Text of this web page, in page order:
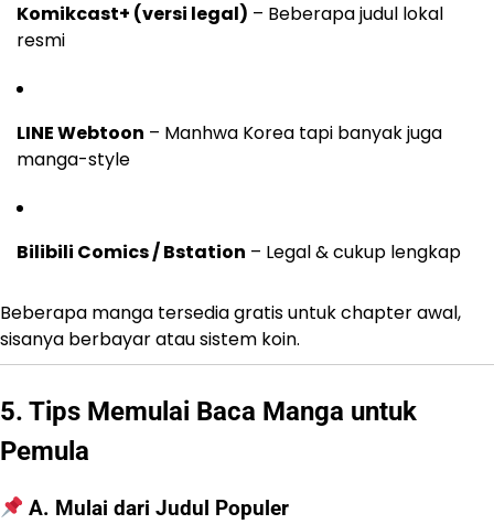
Komikcast+ (versi legal) – Beberapa judul lokal
resmi
LINE Webtoon – Manhwa Korea tapi banyak juga
manga-style
Bilibili Comics / Bstation – Legal & cukup lengkap
Beberapa manga tersedia gratis untuk chapter awal,
sisanya berbayar atau sistem koin.
5. Tips Memulai Baca Manga untuk
Pemula
A. Mulai dari Judul Populer